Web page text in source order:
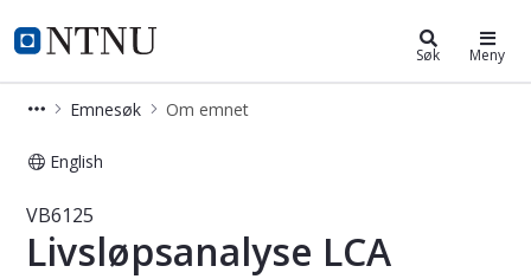
NTNU Hjemmeside
Studier Søk Meny
Emnesøk Om emnet
English
Emne - Livsløpsanalyse LCA -
VB6125
Livsløpsanalyse LCA